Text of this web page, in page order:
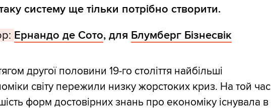
систему ще тільки потрібно створити.
Ернандо де Сото, для Блумберг Бізнесвік
другої половини 19-го століття найбільші
світу пережили низку жорстоких криз. На той час
форм достовірних знань про економіку існувала в